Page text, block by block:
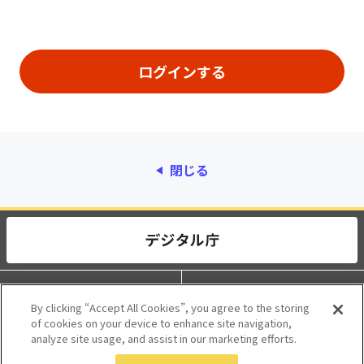
閉じる
動作環境 個人情報保護
利用規約 アクセシビリティ
By clicking “Accept All Cookies”, you agree to the storing
of cookies on your device to enhance site navigation,
analyze site usage, and assist in our marketing efforts.